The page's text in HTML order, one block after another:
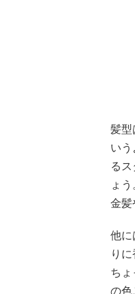
髪型
い
る
ょ
金髪
他に
り
ち
の色